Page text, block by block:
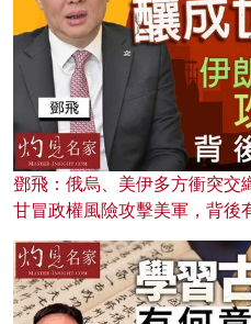
鄧飛：俄烏、美伊多方衝突交
甘冒政權風險攻擊美軍，背後